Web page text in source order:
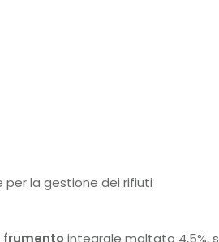
per la gestione dei rifiuti
frumento integrale maltato 4,5%,